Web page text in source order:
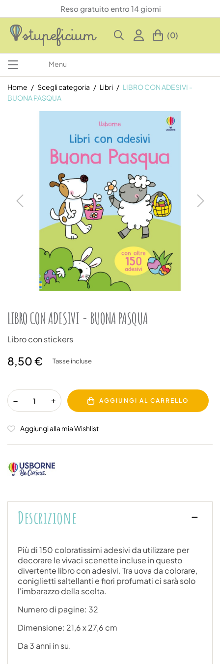
Reso gratuito entro 14 giorni
(0)
Menu
Home Scegli categoria Libri
LIBRO CON ADESIVI -
BUONA PASQUA
LIBRO CON ADESIVI - BUONA PASQUA
Libro con stickers
8,50 € Tasse incluse
AGGIUNGI AL CARRELLO
Aggiungi alla mia Wishlist
Descrizione
Più di 150 coloratissimi adesivi da utilizzare per
decorare le vivaci scenette incluse in questo
divertente libro con adesivi. Tra uova da colorare,
coniglietti saltellanti e fiori profumati ci sarà solo
l'imbarazzo della scelta.
Numero di pagine: 32
Dimensione: 21,6 x 27,6 cm
Da 3 anni in su.